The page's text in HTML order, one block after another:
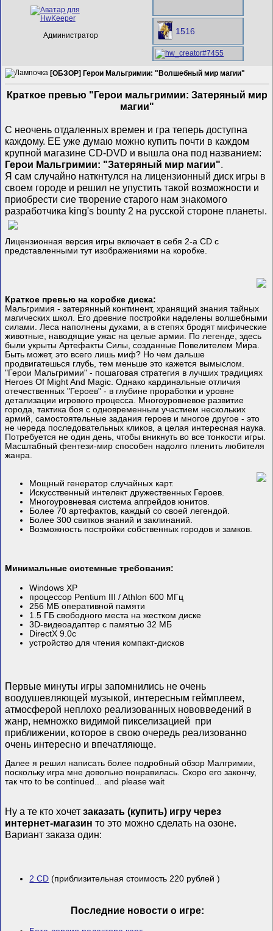
Администратор 1516
[ОБЗОР] Герои Мальгримии: "Волшебный мир магии"
Краткое превью "Герои мальгримии: Затеряный мир
магии"
С неочень отдаленных времен и гра теперь доступна
каждому. ЕЕ уже думаю можно купить почти в каждом
крупной магазине CD-DVD и вышла она под названием:
Герои Мальгримии: "Затеряный мир магии".
Я сам случайно наткнтулся на лицензионный диск игры в
своем городе и решил не упустить такой возможности и
приобрести сие творение старого нам знакомого
разработчика king's bounty 2 на русской стороне планеты.
Лицензионная версия игры включает в себя 2-а CD с
представленными тут изображениями на коробке.
Краткое превью на коробке диска:
Мальгримия - затерянный континент, хранящий знания тайных
магических школ. Его древние постройки наделены волшебными
силами. Леса наполнены духами, а в степях бродят мифические
животные, наводящие ужас на целые армии. По легенде, здесь
были укрыты Артефакты Силы, созданные Повелителем Мира.
Быть может, это всего лишь миф? Но чем дальше
продвигатешься глубь, тем меньше это кажется вымыслом.
"Герои Мальгримии" - пошаговая стратегия в лучших традициях
Heroes Of Might And Magic. Однако кардинальные отличия
отечественных "Героев" - в глубине проработки и уровне
детализации игрового процесса. Многоуровневое развитие
города, тактика боя с одновременным участием нескольких
армий, самостоятельные задания героев и многое другое - это
не череда последовательных кликов, а целая интересная наука.
Потребуется не один день, чтобы вникнуть во все тонкости игры.
Масштабный фентези-мир способен надолго пленить любителя
жанра.
Мощный генератор случайных карт.
Искусственный интелект дружественных Героев.
Многоуровневая система апгрейдов юнитов.
Более 70 артефактов, каждый со своей легендой.
Более 300 свитков знаний и заклинаний.
Возможность постройки собственных городов и замков.
Минимальные системные требования:
Windows XP
процессор Pentium III / Athlon 600 МГц
256 МБ оперативной памяти
1.5 ГБ свободного места на жестком диске
3D-видеоадаптер с памятью 32 МБ
DirectX 9.0c
устройство для чтения компакт-дисков
Первые минуты игры запомнились не очень
воодушевляющей музыкой, интересным геймплеем,
атмосферой неплохо реализованных нововведений в
жанр, немножко видимой пикселизацией при
приближении, которое в свою очередь реализованно
очень интересно и впечатляюще.
Далее я решил написать более подробный обзор Малгримии,
поскольку игра мне довольно понравилась. Скоро его закончу,
так что to be continued... and please wait
Ну а те кто хочетзаказать (купить) игру через
интернет-магазин то это можно сделать на озоне.
Вариант заказа один:
2 CD (приблизительная стоимость 220 рублей )
Последние новости о игре: